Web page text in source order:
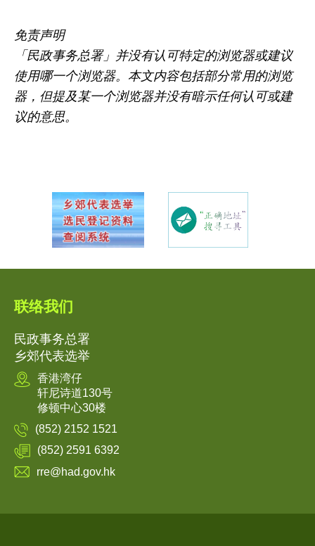
免责声明
「民政事务总署」并没有认可特定的浏览器或建议
使用哪一个浏览器。本文内容包括部分常用的浏览
器，但提及某一个浏览器并没有暗示任何认可或建
议的意思。
联络我们
民政事务总署
乡郊代表选举
香港湾仔
轩尼诗道130号
修顿中心30楼
(852) 2152 1521
(852) 2591 6392
rre@had.gov.hk